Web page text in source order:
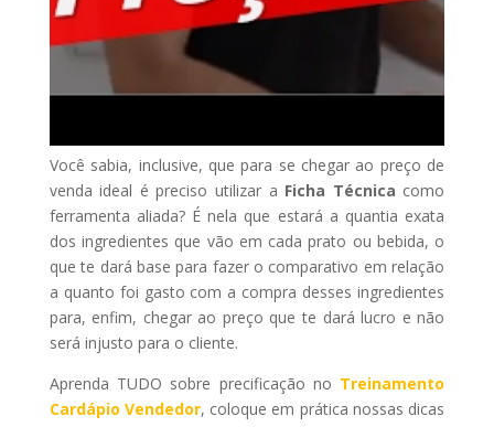
Você sabia, inclusive, que para se chegar ao preço de
venda ideal é preciso utilizar a Ficha Técnica como
ferramenta aliada? É nela que estará a quantia exata
dos ingredientes que vão em cada prato ou bebida, o
que te dará base para fazer o comparativo em relação
a quanto foi gasto com a compra desses ingredientes
para, enfim, chegar ao preço que te dará lucro e não
será injusto para o cliente.
Aprenda TUDO sobre precificação no Treinamento
Cardápio Vendedor, coloque em prática nossas dicas